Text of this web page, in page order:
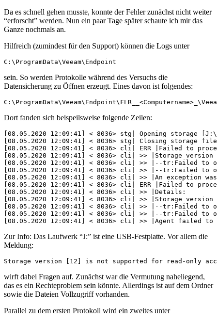
Da es schnell gehen musste, konnte der Fehler zunächst nicht weiter
“erforscht” werden. Nun ein paar Tage später schaute ich mir das
Ganze nochmals an.
Hilfreich (zumindest für den Support) können die Logs unter
C:\ProgramData\Veeam\Endpoint
sein. So werden Protokolle während des Versuchs die
Datensicherung zu Öffnen erzeugt. Eines davon ist folgendes:
Dort fanden sich beispeilsweise folgende Zeilen:
[08.05.2020 12:09:41] < 8036> stg| Opening storage
[08.05.2020 12:09:41] < 8036> stg| Closing storage file
[08.05.2020 12:09:41] < 8036> cli| ERR |Failed to
[08.05.2020 12:09:41] < 8036> cli| >> |Storage
[08.05.2020 12:09:41] < 8036> cli| >> |--tr:Failed to
[08.05.2020 12:09:41] < 8036> cli| >> |--tr:Failed to
[08.05.2020 12:09:41] < 8036> cli| >> |An exception
[08.05.2020 12:09:41] < 8036> cli| ERR |Failed to
[08.05.2020 12:09:41] < 8036> cli| >> |Details:
[08.05.2020 12:09:41] < 8036> cli| >> |Storage
[08.05.2020 12:09:41] < 8036> cli| >> |--tr:Failed to
[08.05.2020 12:09:41] < 8036> cli| >> |--tr:Failed to
[08.05.2020 12:09:41] < 8036> cli| >> |Agent failed to
Zur Info: Das Laufwerk “J:” ist eine USB-Festplatte. Vor allem die
Meldung:
Storage version [12] is not supported for read-only
wirft dabei Fragen auf. Zunächst war die Vermutung naheliegend,
das es ein Rechteproblem sein könnte. Allerdings ist auf dem Ordner
sowie die Dateien Vollzugriff vorhanden.
Parallel zu dem ersten Protokoll wird ein zweites unter